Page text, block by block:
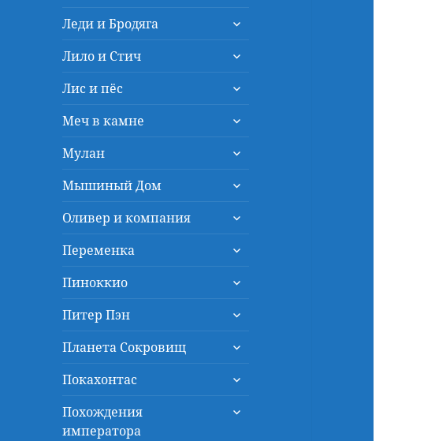
меню
Леди и Бродяга
раскрыть
меню
Лило и Стич
раскрыть
меню
Лис и пёс
раскрыть
меню
Меч в камне
раскрыть
меню
Мулан
раскрыть
меню
Мышиный Дом
раскрыть
меню
Оливер и компания
раскрыть
меню
Переменка
раскрыть
меню
Пиноккио
раскрыть
меню
Питер Пэн
раскрыть
меню
Планета Сокровищ
раскрыть
меню
Покахонтас
раскрыть
меню
Похождения
императора
раскрыть